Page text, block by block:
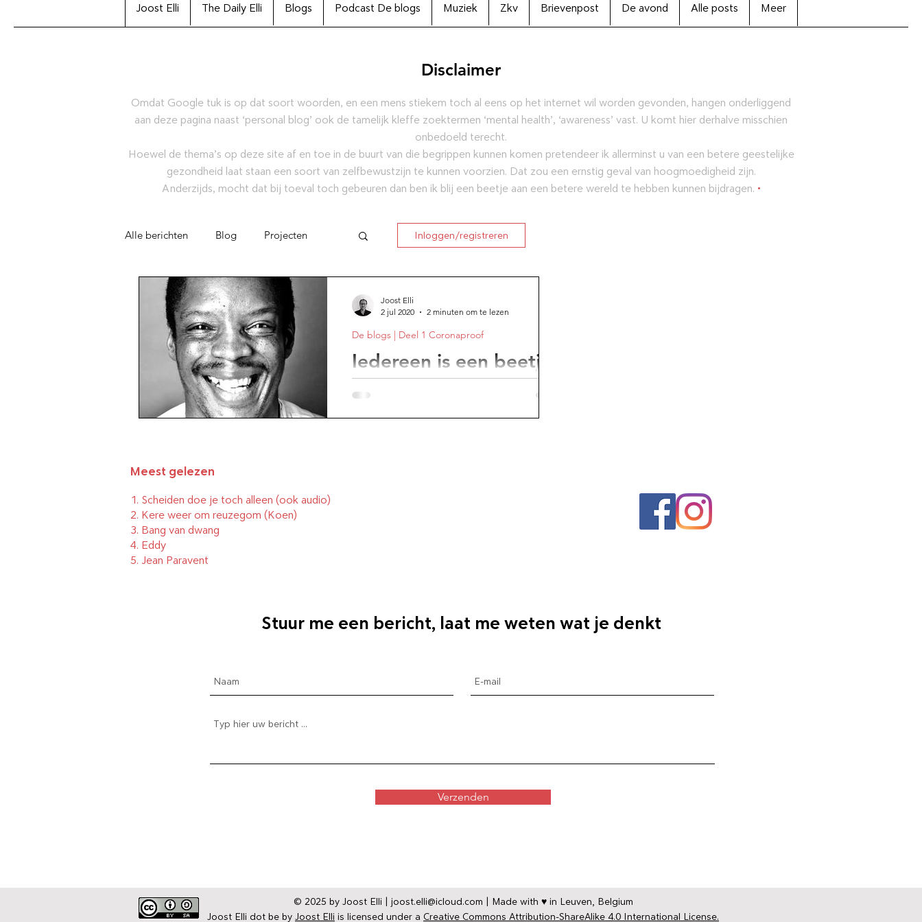
Joost Elli The Daily Elli Blogs Podcast De blogs Muziek Zkv Brievenpost De avond Alle posts Meer
Disclaimer
Omdat Google tuk is op dat soort woorden, en een mens stiekem toch al eens op het internet wil worden gevonden, hangen onderliggend
aan deze pagina naast ‘personal blog’ ook de tamelijk kleffe zoektermen ‘mental health’, ‘awareness’ vast. U komt hier derhalve misschien
onbedoeld terecht.
Hoewel de thema’s op deze site af en toe in de buurt van die begrippen kunnen komen pretendeer ik allerminst u van een betere geestelijke
gezondheid laat staan een soort van zelfbewustzijn te kunnen voorzien. Dat zou een ernstig geval van hoogmoedigheid zijn.
Anderzijds, mocht dat bij toeval toch gebeuren dan ben ik blij een beetje aan een betere wereld te hebben kunnen bijdragen. •
Alle berichten Blog Projecten
Artikel Joost Elli Archiefcollectie
Brievenpost Podcast
Boeken die u niet vroeg
The Daily Elli 51-101
The Daily Elli 102-152
The Daily Elli 251-300
Inloggen/registreren
Iedereen is een beetje
racistisch
De blogs | Deel 1 Coronaproof
Joost Elli
2 jul 2020
2 minuten om te lezen
Meest gelezen
1. Scheiden doe je toch alleen (ook audio)
2. Kere weer om reuzegom (Koen)
3. Bang van dwang
4. Eddy
5. Jean Paravent
Stuur me een bericht, laat me weten wat je denkt
Verzenden
© 2025 by Joost Elli | joost.elli@icloud.com | Made with ♥ in Leuven, Belgium
Joost Elli dot be by Joost Elli is licensed under a Creative Commons Attribution-ShareAlike 4.0 International License.